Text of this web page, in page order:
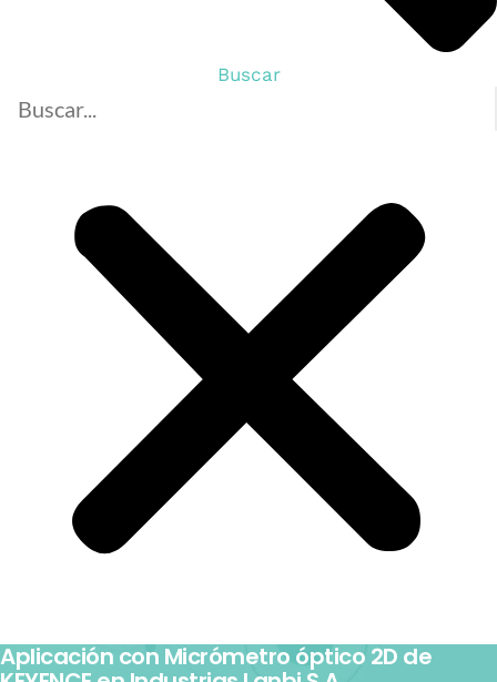
Buscar
Aplicación con Micrómetro óptico 2D de